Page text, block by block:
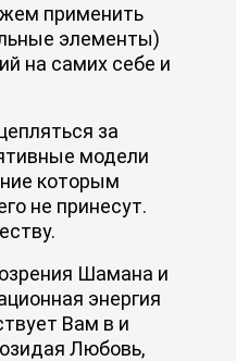
применить
элементы)
на самих себе и
за
модели
которым
не принесут.
Шамана и
энергия
Вам в и
Любовь,